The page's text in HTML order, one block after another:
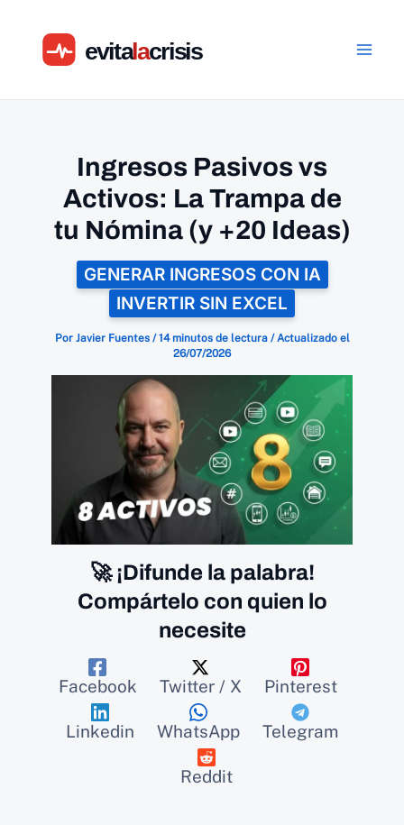
contenido
Ingresos Pasivos vs
Activos: La Trampa de
tu Nómina (y +20 Ideas)
GENERAR INGRESOS CON IA
INVERTIR SIN EXCEL
Por Javier Fuentes /14 minutos de lectura/Actualizado el
26/07/2026
🚀 ¡Difunde la palabra!
Compártelo con quien lo
necesite
Facebook Twitter / X Pinterest
Linkedin WhatsApp Telegram
Reddit